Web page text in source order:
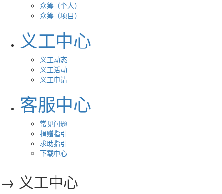
众筹（个人）
众筹（项目）
义工中心
义工动态
义工活动
义工申请
客服中心
常见问题
捐赠指引
求助指引
下载中心
→ 义工中心